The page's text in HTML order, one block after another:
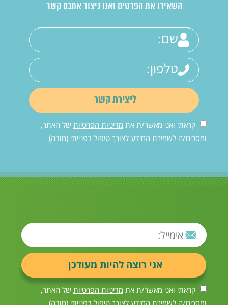
השאירו את הפרטים ואנו ניצור אתכם קשר
קראתי ואני מאשר/ת את מדיניות הפרטיות של האתר,
ומסכים/ה לשמירת המידע לצורך טיפול בפנייתי (חובה)
קראתי ואני מאשר/ת את מדיניות הפרטיות של האתר,
ומסכים/ה לשמירת המידע לצורך טיפול בפנייתי (חובה)